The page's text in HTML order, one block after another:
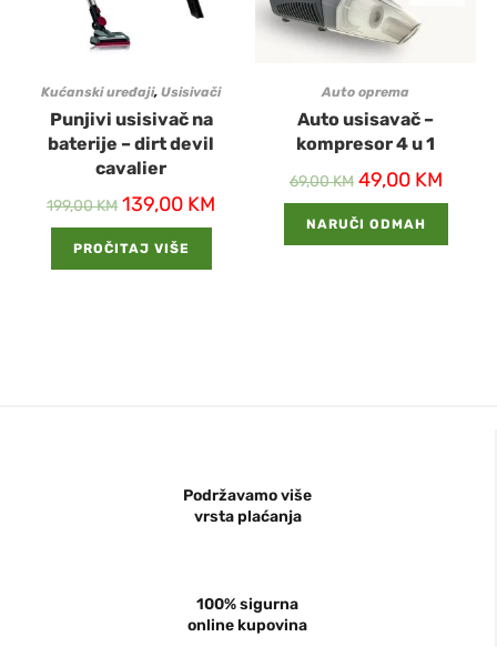
Kućanski uređaji,Usisivači
Punjivi usisivač na
baterije – dirt devil
cavalier
199,00KM 139,00 KM
PROČITAJ VIŠE
Auto oprema
Auto usisavač –
kompresor 4 u 1
69,00KM 49,00 KM
NARUČI ODMAH
Podržavamo više
vrsta plaćanja
100% sigurna
online kupovina